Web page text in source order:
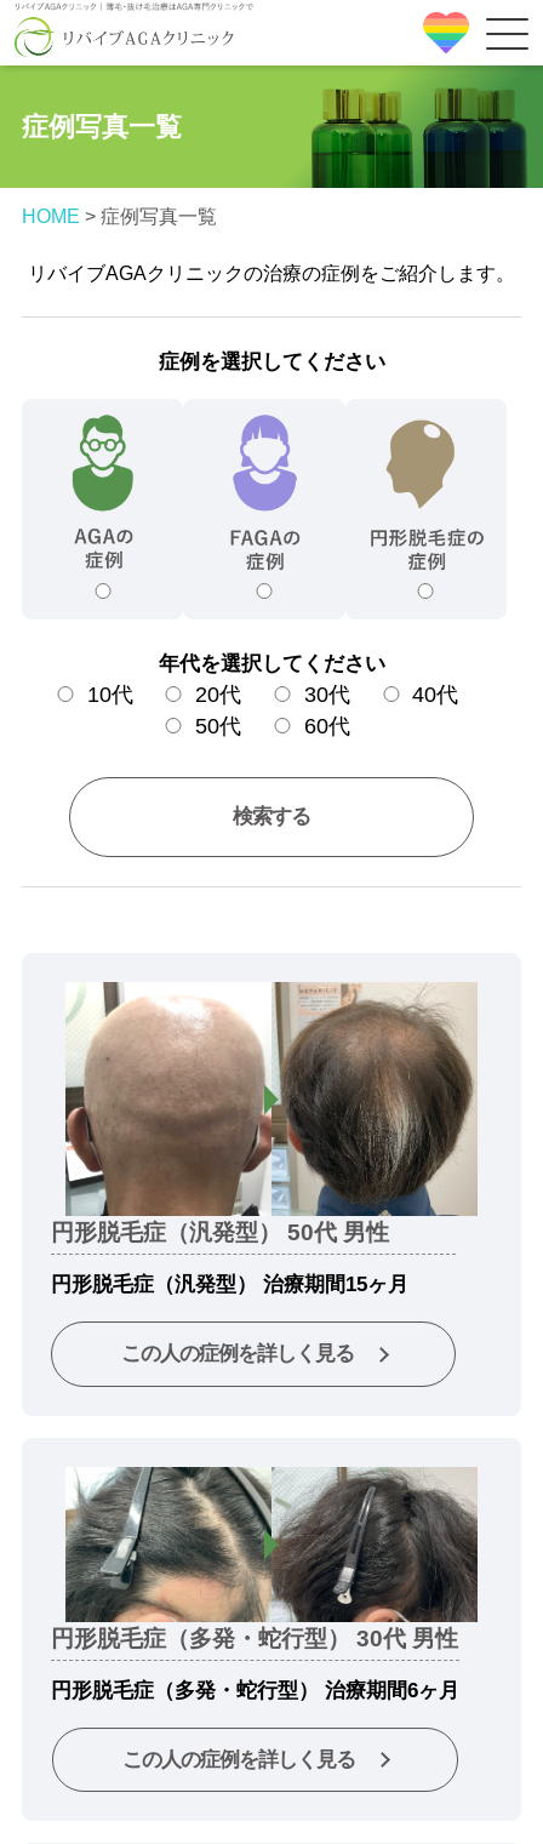
症例写真一覧
HOME > 症例写真一覧
リバイブAGAクリニックの治療の症例をご紹介します。
症例を選択してください
年代を選択してください
10代 20代 30代
40代
50代
60代
検索する
円形脱毛症（汎発型） 50代 男性
円形脱毛症（汎発型） 治療期間15ヶ月
この人の症例を詳しく見る
円形脱毛症（多発・蛇行型） 30代 男性
円形脱毛症（多発・蛇行型） 治療期間6ヶ月
この人の症例を詳しく見る